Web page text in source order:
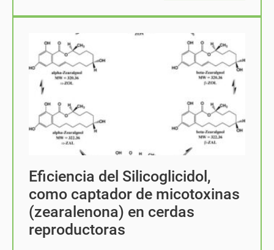
Eficiencia del Silicoglicidol,
como captador de micotoxinas
(zearalenona) en cerdas
reproductoras